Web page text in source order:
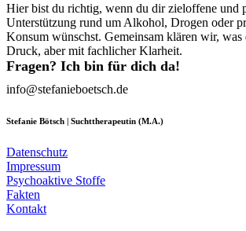
Hier bist du richtig, wenn du dir zieloffene und
Unterstützung rund um Alkohol, Drogen oder
Konsum wünschst. Gemeinsam klären wir, was
Druck, aber mit fachlicher Klarheit.
Fragen? Ich bin für dich da!
info@stefanieboetsch.de
Stefanie Bötsch | Suchttherapeutin (M.A.)
Datenschutz
Impressum
Psychoaktive Stoffe
Fakten
Kontakt